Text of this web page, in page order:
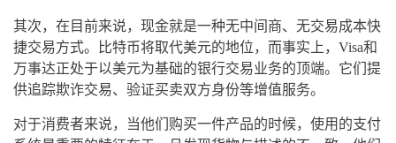
其次，在目前来说，现金就是一种无中间商、无交易成本快
捷交易方式。比特币将取代美元的地位，而事实上，Visa和
万事达正处于以美元为基础的银行交易业务的顶端。它们提
供追踪欺诈交易、验证买卖双方身份等增值服务。
对于消费者来说，当他们购买一件产品的时候，使用的支付